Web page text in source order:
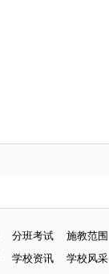
分班考试
施教范围
学校资讯
学校风采